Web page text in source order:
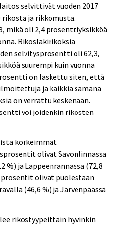
selvittivät vuoden 2017
rikosta ja rikkomusta.
mikä oli 2,4 prosenttiyksikköä
Rikoslakirikoksia
selvitysprosentti oli 62,3,
suurempi kuin vuonna
on laskettu siten, että
ja kaikkia samana
on verrattu keskenään.
voi joidenkin rikosten
korkeimmat
olivat Savonlinnassa
%) ja Lappeenrannassa (72,8
olivat puolestaan
(46,6 %) ja Järvenpäässä
rikostyypeittäin hyvinkin